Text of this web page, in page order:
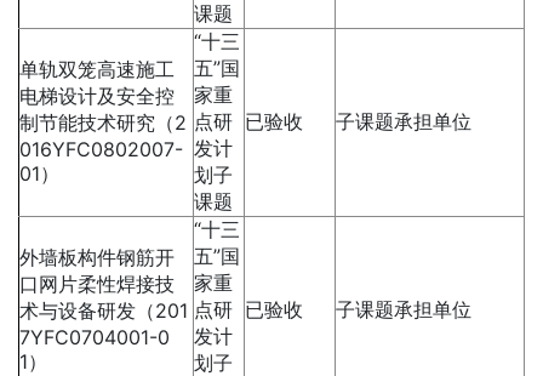
课题
单轨双笼高速施工
电梯设计及安全控
制节能技术研究（2
016YFC0802007-
01）
“十三
五”国
家重
点研
发计
划子
课题
已验收 子课题承担单位
外墙板构件钢筋开
口网片柔性焊接技
术与设备研发（201
7YFC0704001-0
1）
“十三
五”国
家重
点研
发计
划子
已验收 子课题承担单位